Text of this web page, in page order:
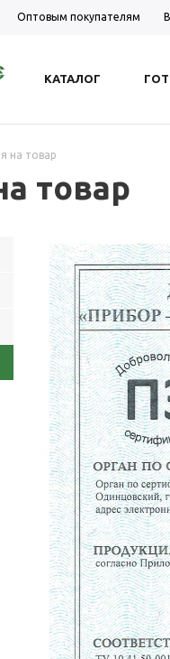
Оптовым покупателям
КАТАЛОГ
на товар
товар